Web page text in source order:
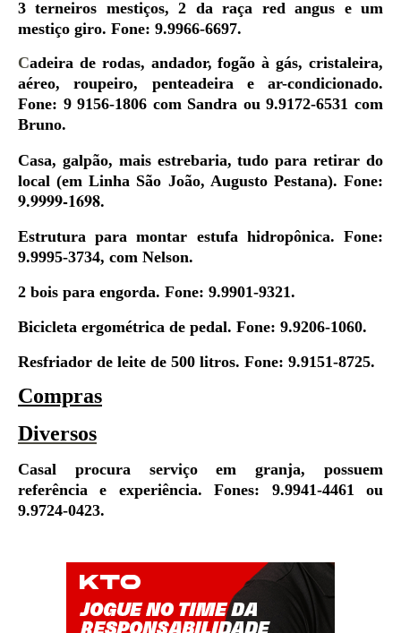
3 terneiros mestiços, 2 da raça red angus e um
mestiço giro. Fone: 9.9966-6697.
Cadeira de rodas, andador,fogão à gás, cristaleira,
aéreo, roupeiro, penteadeira e ar-condicionado.
Fone: 9 9156-1806 com Sandra ou9.9172-6531com
Bruno.
Casa, galpão, mais estrebaria, tudo para retirar do
local (em Linha São João, Augusto Pestana). Fone:
9.9999-1698.
Estrutura para montar estufa hidropônica. Fone:
9.9995-3734, com Nelson.
2 bois para engorda. Fone: 9.9901-9321.
Bicicleta ergométrica de pedal. Fone: 9.9206-1060.
Resfriador de leite de 500 litros. Fone: 9.9151-8725.
Compras
Diversos
Casal procuraserviçoemgranja,possuem
referência e experiência.Fones: 9.9941-4461ou
9.9724-0423.